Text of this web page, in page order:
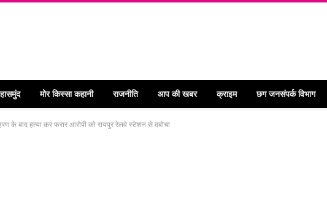
मोर किस्सा कहानी राजनीति आप की खबर क्राइम छग जनसंपर्क विभाग
के बाद हत्या कर फरार आरोपी को रायपुर रेलवे स्टेशन से दबोचा